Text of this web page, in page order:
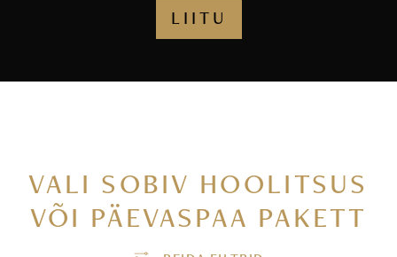
LIITU
VALI SOBIV HOOLITSUS
VÕI PÄEVASPAA PAKETT